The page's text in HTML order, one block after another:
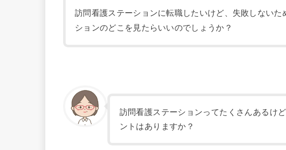
訪問看護ステーションに転職したいけど、失敗しないた
ションのどこを見たらいいのでしょうか？
訪問看護ステーションってたくさんあるけ
ントはありますか？